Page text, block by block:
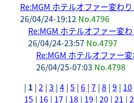
Re:MGM ホテルオファー変わ
26/04/24-19:12 No.4796
Re:MGM ホテルオファー変
26/04/24-23:57 No.4797
Re:MGM ホテルオファー
26/04/25-07:03 No.4798
| 1 | 2 | 3 | 4 | 5 | 6 | 7 | 8 | 9 | 10
15 | 16 | 17 | 18 | 19 | 20 | 21 |